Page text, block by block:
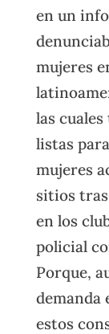
en un
mujeres
las
listas
mujeres
sitios tras
en los
policial
Porque,
demanda
estos